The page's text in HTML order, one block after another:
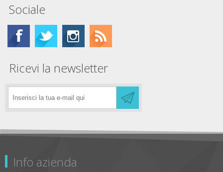
Sociale
Ricevi la newsletter
Info azienda